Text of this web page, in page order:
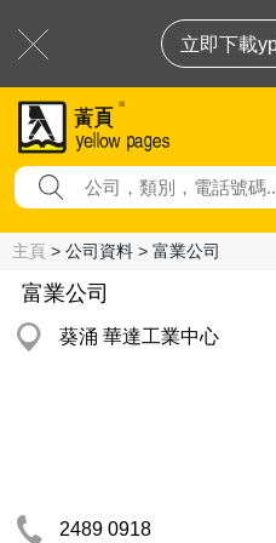
立即下載
主頁 > 公司資料 > 富業公司
富業公司
葵涌 華達工業中心
2489 0918